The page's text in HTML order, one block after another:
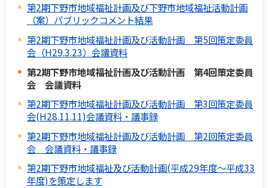
第2期下野市地域福祉計画及び下野市地域福祉活動計画
（案）パブリックコメント結果
第2期下野市地域福祉計画及び活動計画 第5回策定委員
会（H29.3.23）会議資料
第2期下野市地域福祉計画及び活動計画 第4回策定委員
会 会議資料
第2期下野市地域福祉計画及び活動計画 第3回策定委員
会(H28.11.11)会議資料・議事録
第2期下野市地域福祉計画及び活動計画 第2回策定委員
会 会議資料・議事録
第2期下野市地域福祉及び活動計画(平成29年度～平成33
年度)を策定します